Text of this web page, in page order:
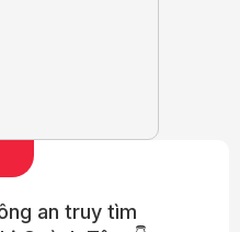
an truy tìm